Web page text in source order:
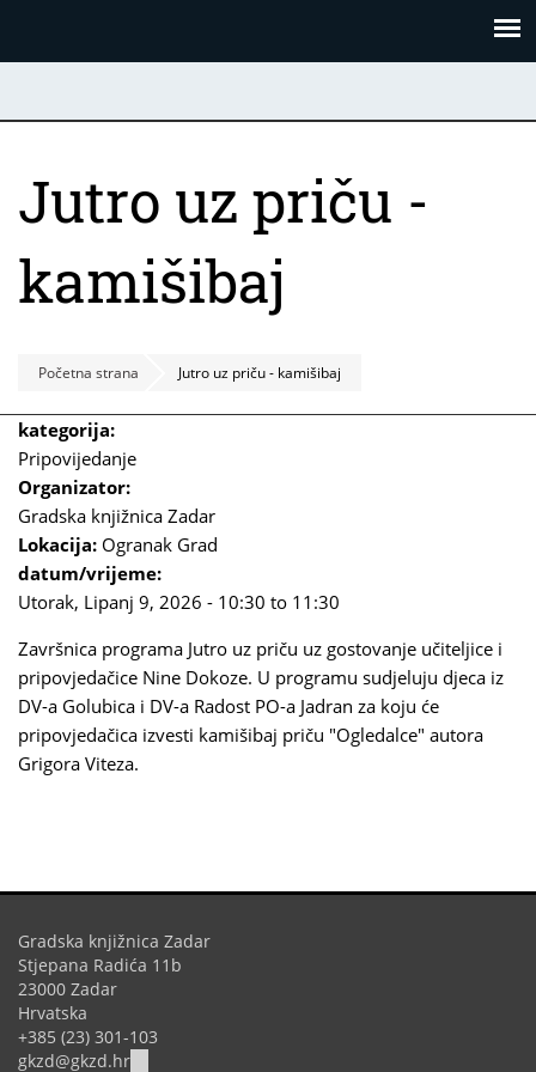
Jutro uz priču -
kamišibaj
Početna strana Jutro uz priču - kamišibaj
kategorija:
Pripovijedanje
Organizator:
Gradska knjižnica Zadar
Lokacija: Ogranak Grad
datum/vrijeme:
Utorak, Lipanj 9, 2026 - 10:30 to 11:30
Završnica programa Jutro uz priču uz gostovanje učiteljice i
pripovjedačice Nine Dokoze. U programu sudjeluju djeca iz
DV-a Golubica i DV-a Radost PO-a Jadran za koju će
pripovjedačica izvesti kamišibaj priču "Ogledalce" autora
Grigora Viteza.
Gradska knjižnica Zadar
Stjepana Radića 11b
23000 Zadar
Hrvatska
+385 (23) 301-103
gkzd@gkzd.hr